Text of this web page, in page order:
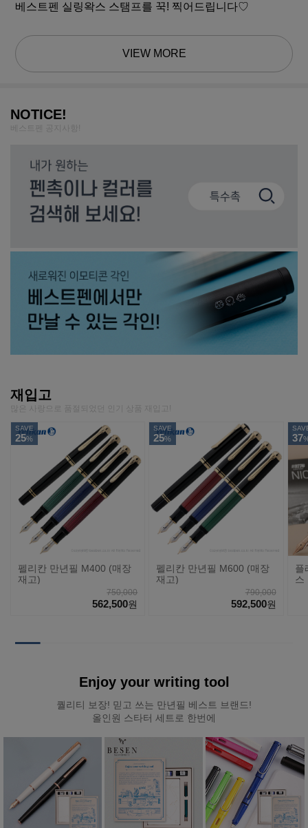
베스트펜 실링왁스 스탬프를 꾹! 찍어드립니다♡
VIEW MORE
NOTICE!
베스트펜 공지사항!
재입고
많은 사랑으로 품절되었던 인기 상품 재입고!
SAVE
25%
펠리칸 만년필 M400 (매장
재고)
750,000
562,500원
SAVE
25%
펠리칸 만년필 M600 (매장
재고)
790,000
592,500원
37
플
스
Enjoy your writing tool
퀄리티 보장! 믿고 쓰는 만년필 베스트 브랜드!
올인원 스타터 세트로 한번에